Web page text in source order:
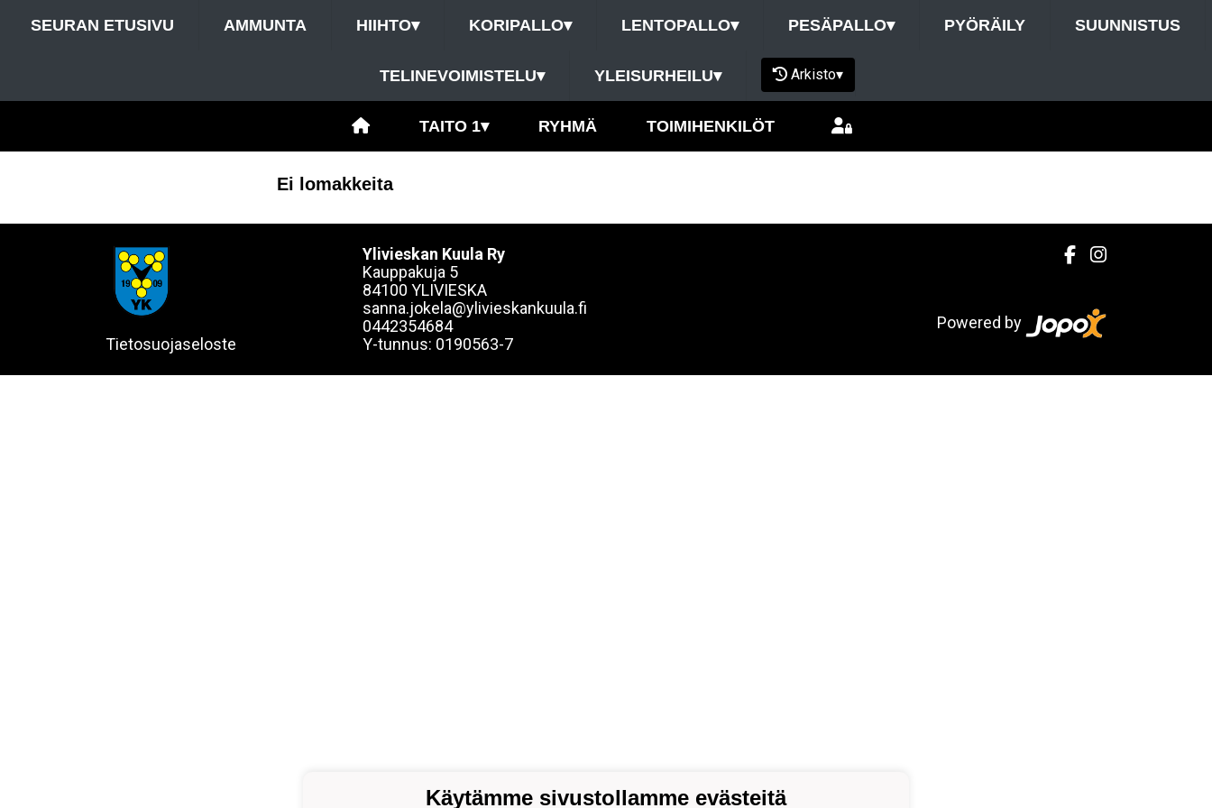
SEURAN ETUSIVU AMMUNTA HIIHTO▾ KORIPALLO▾ LENTOPALLO▾ PESÄPALLO▾ PYÖRÄILY SUUNNISTUS
TELINEVOIMISTELU▾ YLEISURHEILU▾ Arkisto▾
TAITO 1▾ RYHMÄ TOIMIHENKILÖT
Ei lomakkeita
Tietosuojaseloste
Ylivieskan Kuula Ry
Kauppakuja 5
84100 YLIVIESKA
sanna.jokela@ylivieskankuula.fi
0442354684
Y-tunnus: 0190563-7
Powered by
Käytämme sivustollamme evästeitä